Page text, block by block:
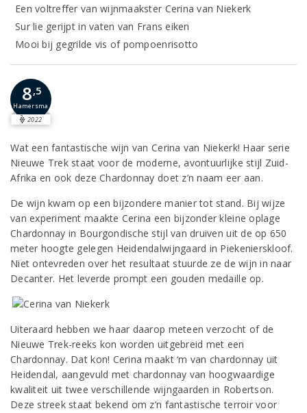
Een voltreffer van wijnmaakster Cerina van Niekerk
Sur lie gerijpt in vaten van Frans eiken
Mooi bij gegrilde vis of pompoenrisotto
8,5
Hamersma
2022
Wat een fantastische wijn van Cerina van Niekerk! Haar serie
Nieuwe Trek staat voor de moderne, avontuurlijke stijl Zuid-
Afrika en ook deze Chardonnay doet z’n naam eer aan.
De wijn kwam op een bijzondere manier tot stand. Bij wijze
van experiment maakte Cerina een bijzonder kleine oplage
Chardonnay in Bourgondische stijl van druiven uit de op 650
meter hoogte gelegen Heidendalwijngaard in Piekenierskloof.
Niet ontevreden over het resultaat stuurde ze de wijn in naar
Decanter. Het leverde prompt een gouden medaille op.
Uiteraard hebben we haar daarop meteen verzocht of de
Nieuwe Trek-reeks kon worden uitgebreid met een
Chardonnay. Dat kon! Cerina maakt ‘m van chardonnay uit
Heidendal, aangevuld met chardonnay van hoogwaardige
kwaliteit uit twee verschillende wijngaarden in Robertson.
Deze streek staat bekend om z’n fantastische terroir voor